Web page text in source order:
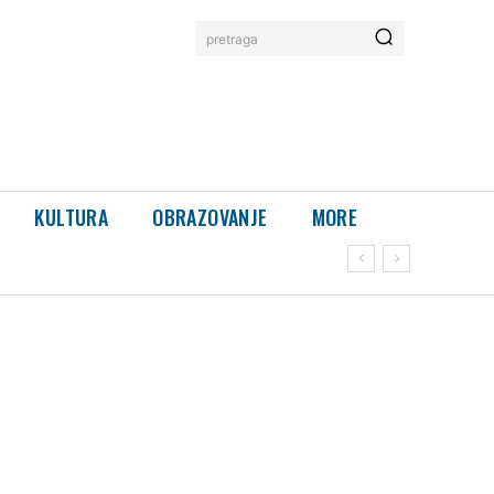
pretraga
KULTURA OBRAZOVANJE MORE